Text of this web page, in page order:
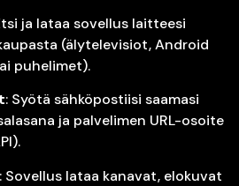
ja lataa sovellus laitteesi
(älytelevisiot, Android
puhelimet).
: Syötä sähköpostiisi saamasi
ja palvelimen URL-osoite
: Sovellus lataa kanavat, elokuvat